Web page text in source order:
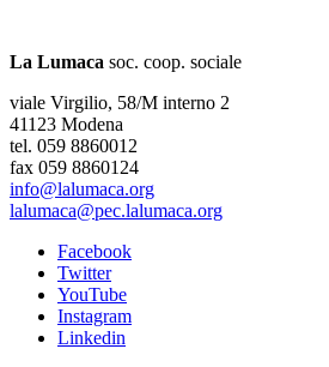
La Lumaca soc. coop. sociale
viale Virgilio, 58/M interno 2
41123 Modena
tel. 059 8860012
fax 059 8860124
info@lalumaca.org
lalumaca@pec.lalumaca.org
Facebook
Twitter
YouTube
Instagram
Linkedin